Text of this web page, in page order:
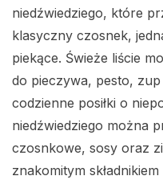
niedźwiedziego, które
klasyczny czosnek,
piekące. Świeże liście
do pieczywa, pesto,
codzienne posiłki o
niedźwiedziego można
czosnkowe, sosy oraz
znakomitym